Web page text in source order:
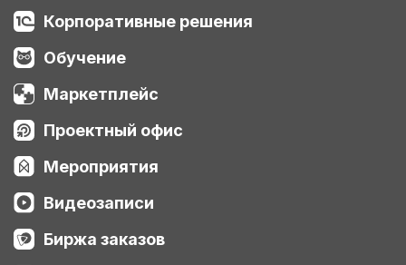
Корпоративные решения
Обучение
Маркетплейс
Проектный офис
Мероприятия
Видеозаписи
Биржа заказов